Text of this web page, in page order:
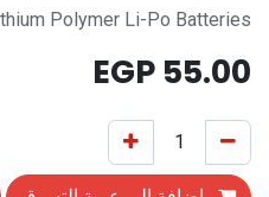
Polymer Li-Po Batteries
55.00